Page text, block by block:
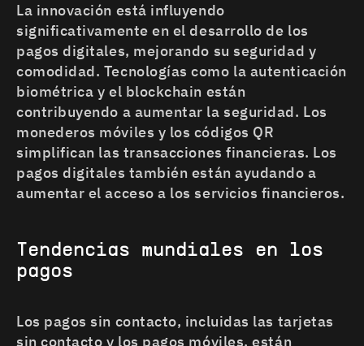
La innovación está influyendo
significativamente en el desarrollo de los
pagos digitales, mejorando su seguridad y
comodidad. Tecnologías como la autenticación
biométrica y el blockchain están
contribuyendo a aumentar la seguridad. Los
monederos móviles y los códigos QR
simplifican las transacciones financieras. Los
pagos digitales también están ayudando a
aumentar el acceso a los servicios financieros.
Tendencias mundiales en los
pagos
Los pagos sin contacto, incluidas las tarjetas
sin contacto y los pagos móviles, están